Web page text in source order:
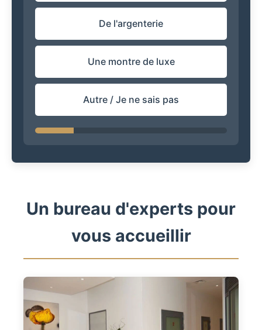
De l'argenterie
Une montre de luxe
Autre / Je ne sais pas
Un bureau d'experts pour
vous accueillir